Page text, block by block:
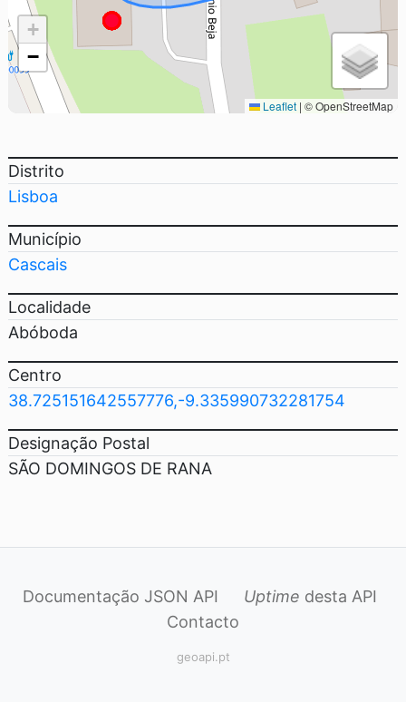
+
−
Leaflet | © OpenStreetMap
Distrito
Lisboa
Município
Cascais
Localidade
Abóboda
Centro
38.725151642557776,-9.335990732281754
Designação Postal
SÃO DOMINGOS DE RANA
Documentação JSON API Uptime desta API
Contacto
geoapi.pt